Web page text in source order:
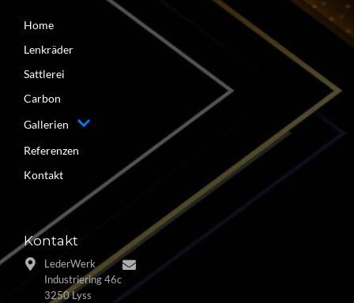
Home
Lenkräder
Sattlerei
Carbon
Gallerien
Referenzen
Kontakt
Kontakt
LederWerk
Industriering 46c
3250 Lyss